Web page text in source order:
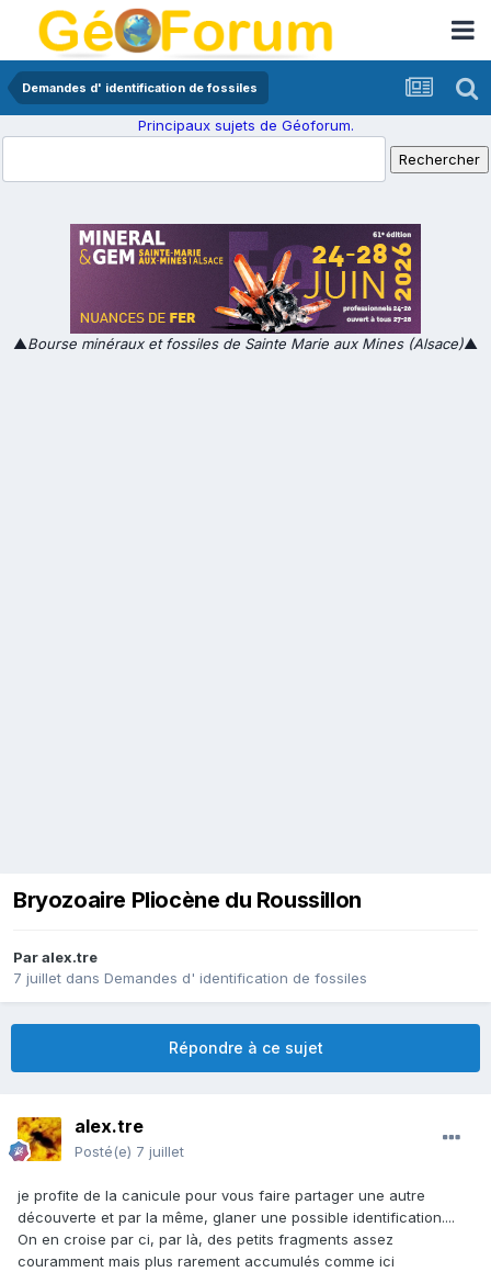
Demandes d' identification de fossiles
Principaux sujets de Géoforum.
▲Bourse minéraux et fossiles de Sainte Marie aux Mines (Alsace)▲
Bryozoaire Pliocène du Roussillon
Paralex.tre
7 juillet dans Demandes d' identification de fossiles
Répondre à ce sujet
alex.tre
Posté(e) 7 juillet
je profite de la canicule pour vous faire partager une autre
découverte et par la même, glaner une possible identification....
On en croise par ci, par là, des petits fragments assez
couramment mais plus rarement accumulés comme ici